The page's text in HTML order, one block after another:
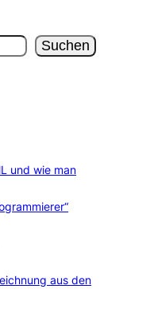
Suchen
und wie man
aus den